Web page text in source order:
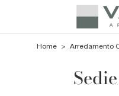
Home > Arredamento